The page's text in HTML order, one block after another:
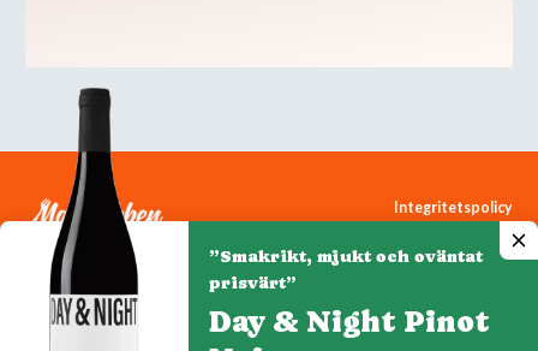
Integritetspolicy
Cookiepolicy
”Smakrikt, mjukt och oväntat
prisvärt”
Day & Night Pinot